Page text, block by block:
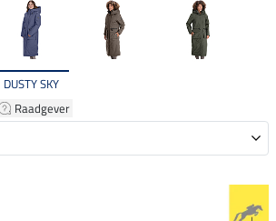
DUSTY SKY
Raadgever